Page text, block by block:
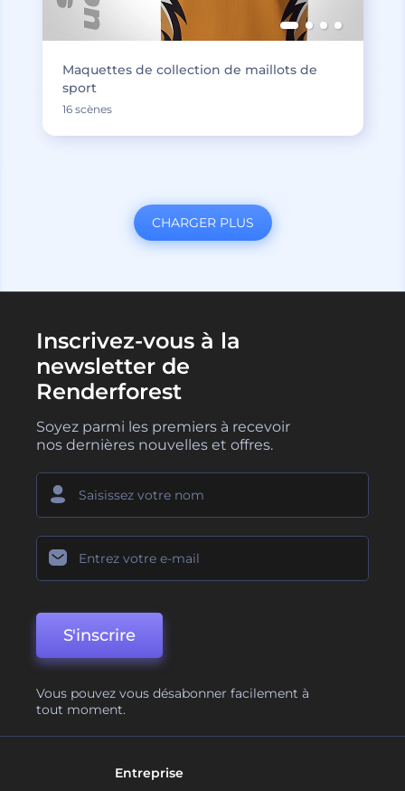
Maquettes de collection de maillots de
sport
16 scènes
CHARGER PLUS
Inscrivez-vous à la
newsletter de
Renderforest
Soyez parmi les premiers à recevoir
nos dernières nouvelles et offres.
S'inscrire
Vous pouvez vous désabonner facilement à
tout moment.
Entreprise